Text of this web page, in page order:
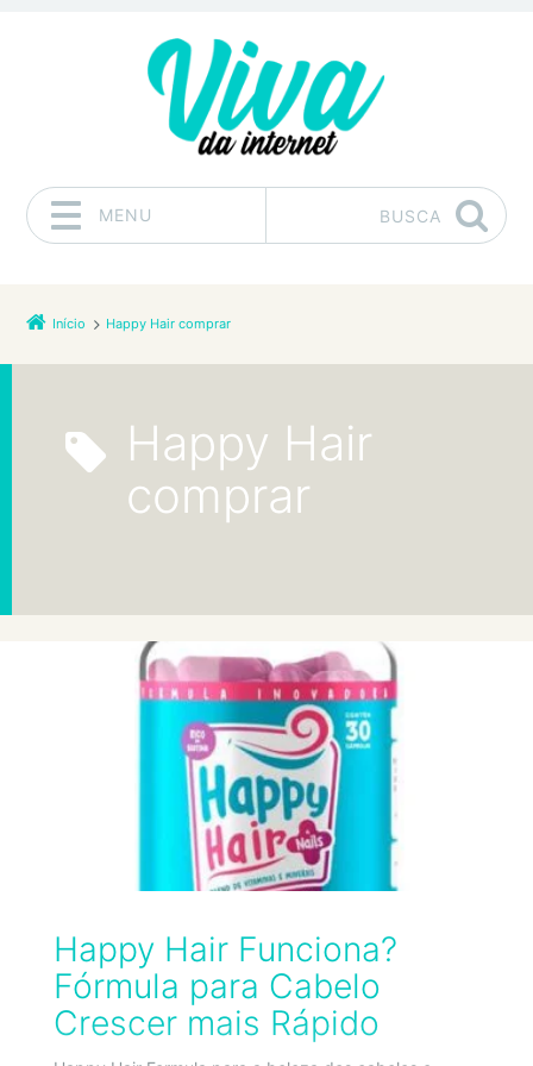
MENU BUSCA
Início Happy Hair comprar
Happy Hair
comprar
Happy Hair Funciona?
Fórmula para Cabelo
Crescer mais Rápido